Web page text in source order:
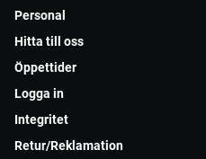
Personal
Hitta till oss
Öppettider
Logga in
Integritet
Retur/Reklamation